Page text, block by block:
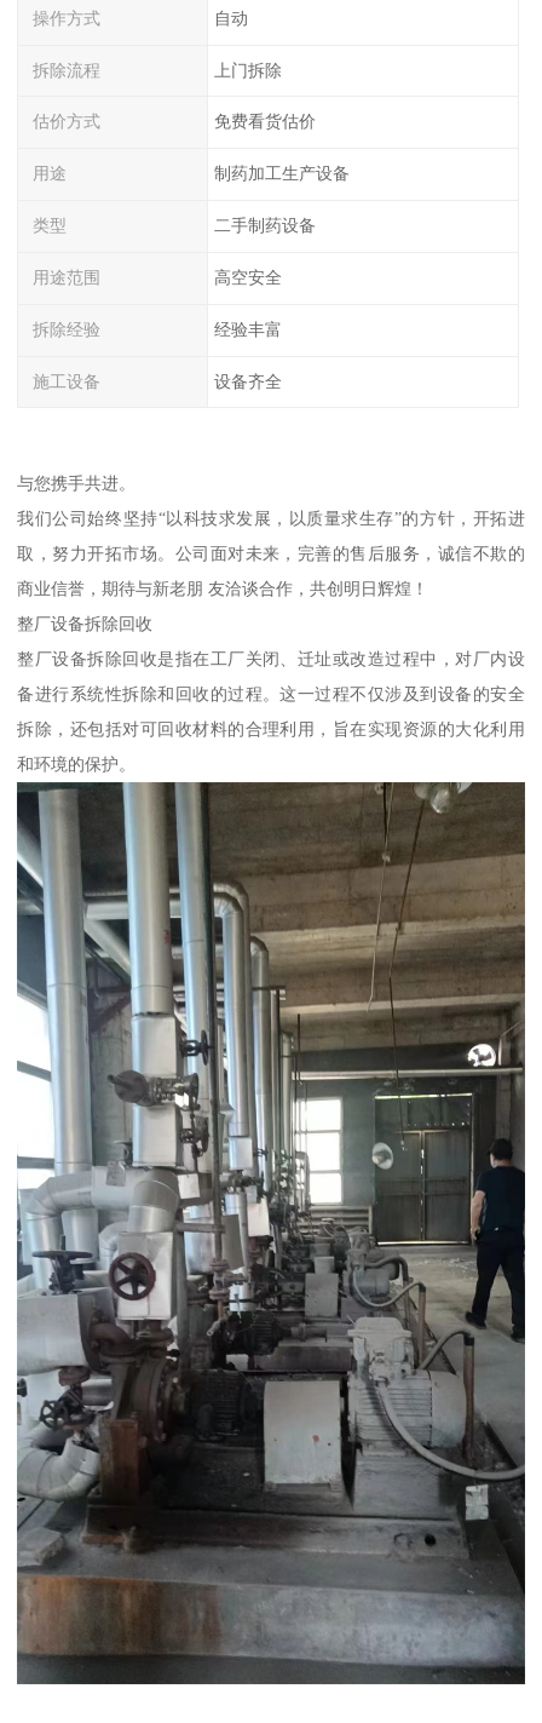
操作方式 自动
拆除流程 上门拆除
估价方式 免费看货估价
用途 制药加工生产设备
类型 二手制药设备
用途范围 高空安全
拆除经验 经验丰富
施工设备 设备齐全
与您携手共进。
我们公司始终坚持“以科技求发展，以质量求生存”的方针，开拓进
取，努力开拓市场。公司面对未来，完善的售后服务，诚信不欺的
商业信誉，期待与新老朋 友洽谈合作，共创明日辉煌！
整厂设备拆除回收
整厂设备拆除回收是指在工厂关闭、迁址或改造过程中，对厂内设
备进行系统性拆除和回收的过程。这一过程不仅涉及到设备的安全
拆除，还包括对可回收材料的合理利用，旨在实现资源的大化利用
和环境的保护。